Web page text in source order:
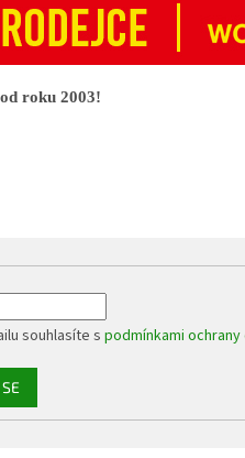
roku 2003!
souhlasíte spodmínkami